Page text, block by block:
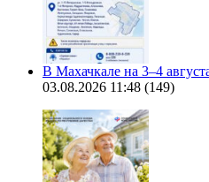
В Махачкале на 3–4
03.08.2026 11:48 (149)